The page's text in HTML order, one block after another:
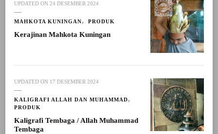
UPDATED ON 24 DESEMBER 2024
MAHKOTA KUNINGAN PRODUK
Kerajinan Mahkota Kuningan
UPDATED ON 17 DESEMBER 2024
KALIGRAFI ALLAH DAN MUHAMMAD
PRODUK
Kaligrafi Tembaga / Allah Muhammad
Tembaga